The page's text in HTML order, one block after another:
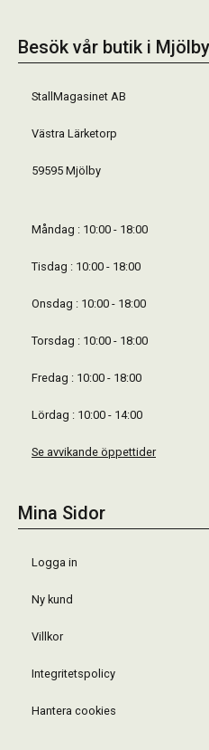
Besök vår butik i Mjölby
StallMagasinet AB
Västra Lärketorp
59595 Mjölby
Måndag : 10:00 - 18:00
Tisdag : 10:00 - 18:00
Onsdag : 10:00 - 18:00
Torsdag : 10:00 - 18:00
Fredag : 10:00 - 18:00
Lördag : 10:00 - 14:00
Se avvikande öppettider
Mina Sidor
Logga in
Ny kund
Villkor
Integritetspolicy
Hantera cookies